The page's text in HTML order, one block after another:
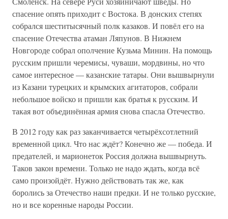
спасение опять приходит с Востока. В донских степях
собрался шеститысячный полк казаков. И повёл его на
спасение Отечества атаман Ляпунов. В Нижнем
Новгороде собрал ополчение Кузьма Минин. На помощь
русским пришли черемисы, чуваши, мордвины, но что
самое интересное — казанские татары. Они вышвырнули
из Казани турецких и крымских агитаторов, собрали
небольшое войско и пришли как братья к русским. И
такая вот объединённая армия снова спасла Отечество.
В 2012 году как раз заканчивается четырёхсотлетний
временной цикл. Что нас ждёт? Конечно же — победа. И
предателей, и марионеток Россия должна вышвырнуть.
Таков закон времени. Только не надо ждать, когда всё
само произойдёт. Нужно действовать так же, как
боролись за Отечество наши предки. И не только русские,
но и все коренные народы России.